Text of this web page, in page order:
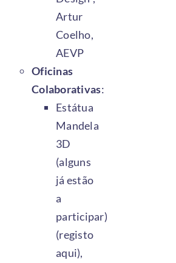
Artur
Coelho,
AEVP
Oficinas
Colaborativas:
Estátua
Mandela
3D
(alguns
já estão
a
participar)
(registo
aqui),